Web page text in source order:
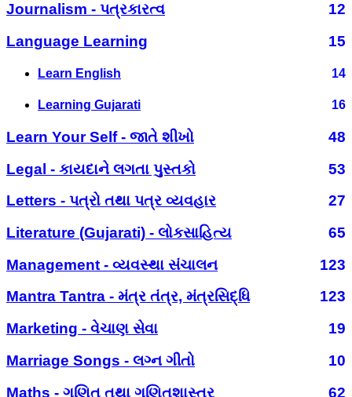
Journalism - પત્રકારત્વ
12
Language Learning
15
Learn English 14
Learning Gujarati 16
Learn Your Self - જાતે શીખો
48
Legal - કાયદાને લગતા પુસ્તકો
53
Letters - પત્રો તથા પત્ર વ્યવહાર
27
Literature (Gujarati) - લોકસાહિત્ય
65
Management - વ્યવસ્થા સંચાલન
123
Mantra Tantra - મંત્ર તંત્ર, મંત્રસિદ્ધિ
123
Marketing - વેચાણ સેવા
19
Marriage Songs - લગ્ન ગીતો
10
Maths - ગણિત તથા ગણિતશાસ્ત્ર
62